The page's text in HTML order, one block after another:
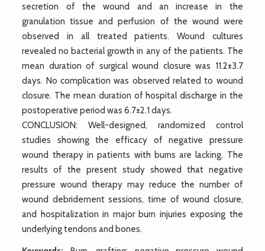
secretion of the wound and an increase in the
granulation tissue and perfusion of the wound were
observed in all treated patients. Wound cultures
revealed no bacterial growth in any of the patients. The
mean duration of surgical wound closure was 11.2±3.7
days. No complication was observed related to wound
closure. The mean duration of hospital discharge in the
postoperative period was 6.7±2.1 days.
CONCLUSION: Well-designed, randomized control
studies showing the efficacy of negative pressure
wound therapy in patients with burns are lacking. The
results of the present study showed that negative
pressure wound therapy may reduce the number of
wound debridement sessions, time of wound closure,
and hospitalization in major burn injuries exposing the
underlying tendons and bones.